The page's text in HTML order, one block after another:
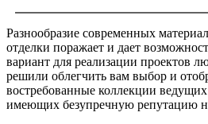
Разнообразие современных
отделки поражает и дает
вариант для реализации проектов
решили облегчить вам выбор и
востребованные коллекции
имеющих безупречную репутацию